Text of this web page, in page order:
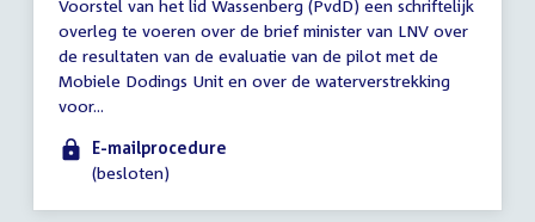
vergadering
tot
12:00
uur
Voorstel van het lid Wassenberg (PvdD) een schriftelijk
overleg te voeren over de brief minister van LNV over
de resultaten van de evaluatie van de pilot met de
Mobiele Dodings Unit en over de waterverstrekking
voor...
E-mailprocedure
(besloten)